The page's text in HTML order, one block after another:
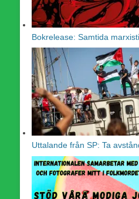
Bokrelease: Samtida
Uttalande från SP: Ta